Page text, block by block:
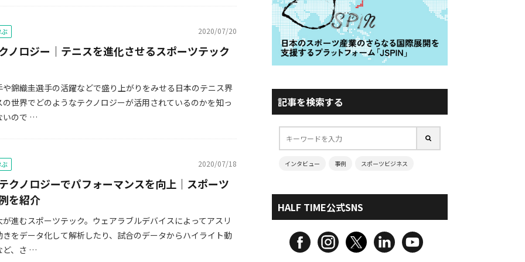
2020/07/20
ノロジー｜テニスを進化させるスポーツテック
錦織圭選手の活躍などで盛り上がりをみせる日本のテニス界
世界でどのようなテクノロジーが活用されているのかを知っ
いので …
2020/07/18
クノロジーでパフォーマンスを向上｜スポーツ
を紹介
進むスポーツテック。ウェアラブルデバイスによってアスリ
をデータ化して解析したり、試合のデータからハイライト動
ど、さ …
記事を検索する
インタビュー 事例 スポーツビジネス
HALF TIME公式SNS